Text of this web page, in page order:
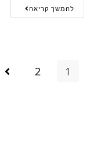
להמשך קריאה
1
2